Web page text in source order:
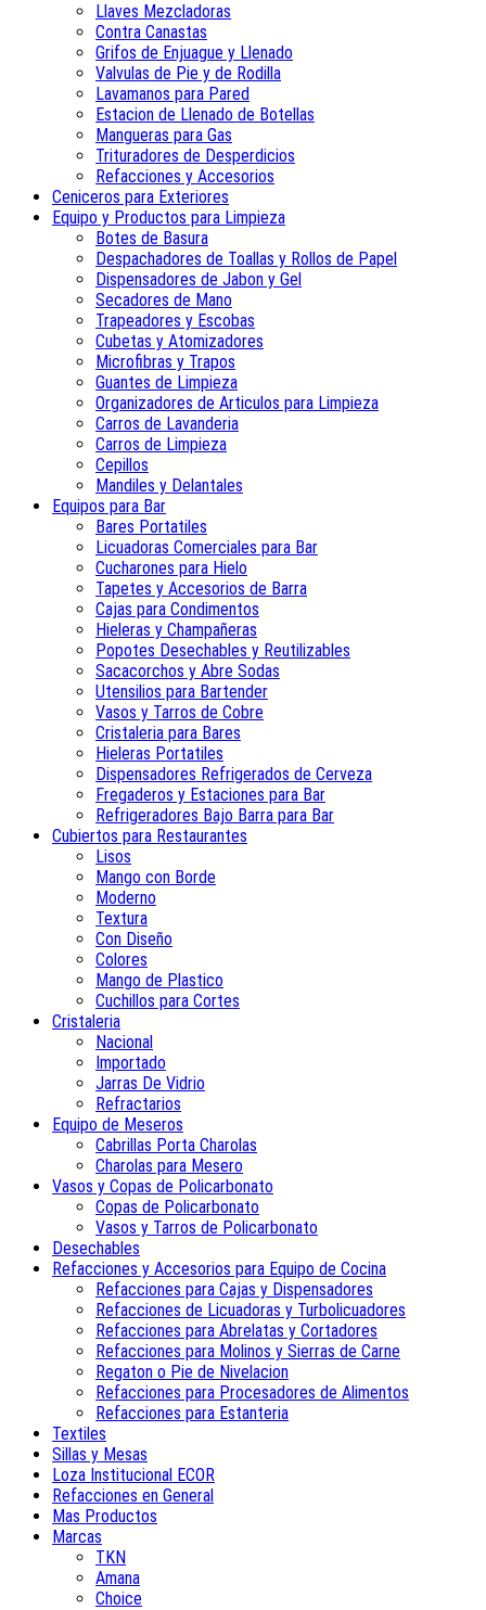
Llaves Mezcladoras
Contra Canastas
Grifos de Enjuague y Llenado
Valvulas de Pie y de Rodilla
Lavamanos para Pared
Estacion de Llenado de Botellas
Mangueras para Gas
Trituradores de Desperdicios
Refacciones y Accesorios
Ceniceros para Exteriores
Equipo y Productos para Limpieza
Botes de Basura
Despachadores de Toallas y Rollos de Papel
Dispensadores de Jabon y Gel
Secadores de Mano
Trapeadores y Escobas
Cubetas y Atomizadores
Microfibras y Trapos
Guantes de Limpieza
Organizadores de Articulos para Limpieza
Carros de Lavanderia
Carros de Limpieza
Cepillos
Mandiles y Delantales
Equipos para Bar
Bares Portatiles
Licuadoras Comerciales para Bar
Cucharones para Hielo
Tapetes y Accesorios de Barra
Cajas para Condimentos
Hieleras y Champañeras
Popotes Desechables y Reutilizables
Sacacorchos y Abre Sodas
Utensilios para Bartender
Vasos y Tarros de Cobre
Cristaleria para Bares
Hieleras Portatiles
Dispensadores Refrigerados de Cerveza
Fregaderos y Estaciones para Bar
Refrigeradores Bajo Barra para Bar
Cubiertos para Restaurantes
Lisos
Mango con Borde
Moderno
Textura
Con Diseño
Colores
Mango de Plastico
Cuchillos para Cortes
Cristaleria
Nacional
Importado
Jarras De Vidrio
Refractarios
Equipo de Meseros
Cabrillas Porta Charolas
Charolas para Mesero
Vasos y Copas de Policarbonato
Copas de Policarbonato
Vasos y Tarros de Policarbonato
Desechables
Refacciones y Accesorios para Equipo de Cocina
Refacciones para Cajas y Dispensadores
Refacciones de Licuadoras y Turbolicuadores
Refacciones para Abrelatas y Cortadores
Refacciones para Molinos y Sierras de Carne
Regaton o Pie de Nivelacion
Refacciones para Procesadores de Alimentos
Refacciones para Estanteria
Textiles
Sillas y Mesas
Loza Institucional ECOR
Refacciones en General
Mas Productos
Marcas
TKN
Amana
Choice